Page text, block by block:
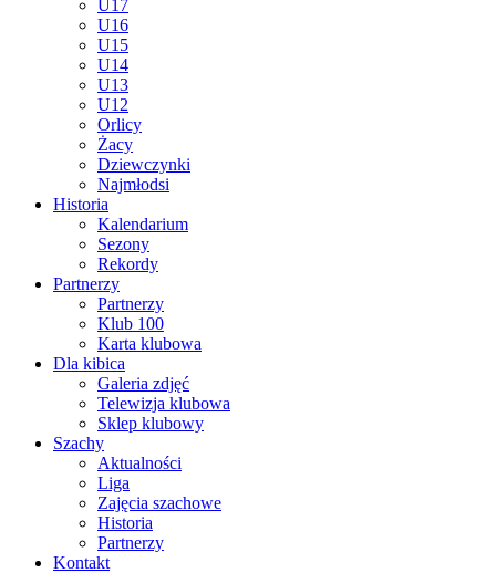
U17
U16
U15
U14
U13
U12
Orlicy
Żacy
Dziewczynki
Najmłodsi
Historia
Kalendarium
Sezony
Rekordy
Partnerzy
Partnerzy
Klub 100
Karta klubowa
Dla kibica
Galeria zdjęć
Telewizja klubowa
Sklep klubowy
Szachy
Aktualności
Liga
Zajęcia szachowe
Historia
Partnerzy
Kontakt